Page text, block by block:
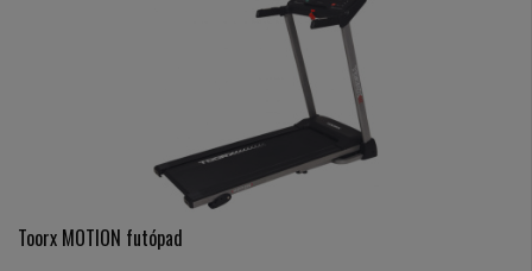
Toorx MOTION futópad